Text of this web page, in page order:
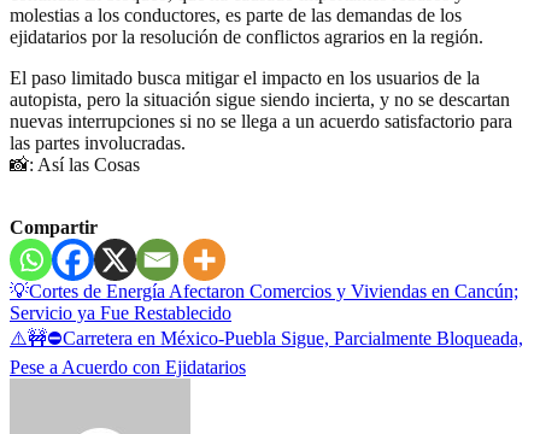
molestias a los conductores, es parte de las demandas de los
ejidatarios por la resolución de conflictos agrarios en la región.
El paso limitado busca mitigar el impacto en los usuarios de la
autopista, pero la situación sigue siendo incierta, y no se descartan
nuevas interrupciones si no se llega a un acuerdo satisfactorio para
las partes involucradas.
📸: Así las Cosas
Compartir
Navegación
de
entradas
💡Cortes de Energía Afectaron Comercios y Viviendas en Cancún;
Servicio ya Fue Restablecido
⚠️🚧⛔️Carretera en México-Puebla Sigue, Parcialmente Bloqueada,
Pese a Acuerdo con Ejidatarios